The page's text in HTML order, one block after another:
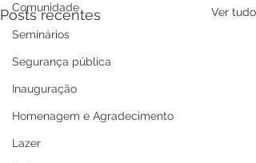
Comunidade
Seminários
Segurança pública
Inauguração
Homenagem e Agradecimento
Lazer
Posts recentes Ver tudo